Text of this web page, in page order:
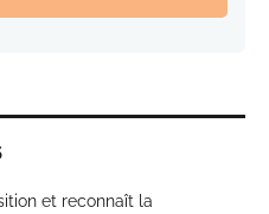
et reconnaît la